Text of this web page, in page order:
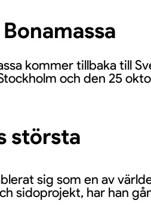
kommer tillbaka till
och den 25
största
sig som en av
sidoprojekt, har han